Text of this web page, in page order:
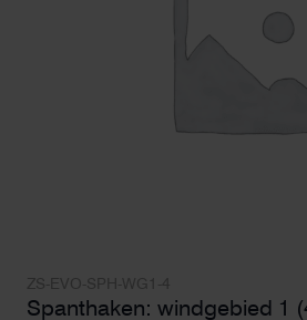
Spanthaken: windgebied 1